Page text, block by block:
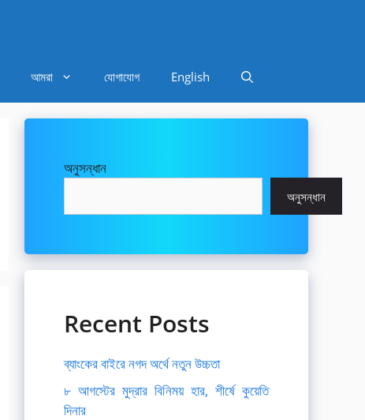
আমরা যোগাযোগ English
অনুসন্ধান
অনুসন্ধান
Recent Posts
ব্যাংকের বাইরে নগদ অর্থে নতুন উচ্চতা
৮ আগস্টের মুদ্রার বিনিময় হার, শীর্ষে কুয়েতি
দিনার